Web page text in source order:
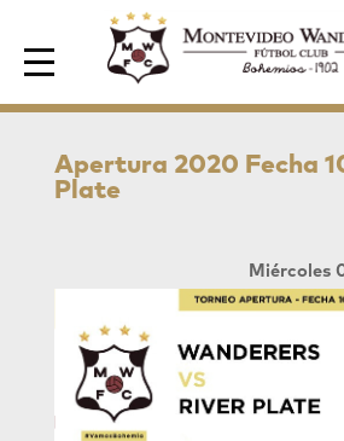
Area de Socios
Apertura 2020 Fecha
Plate
Miércoles